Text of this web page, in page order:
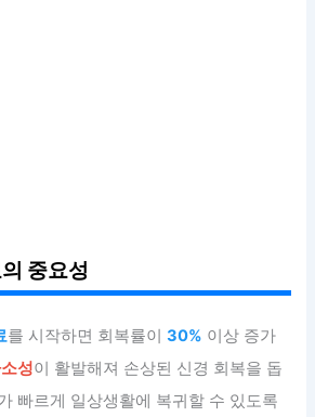
중요성
를 시작하면 회복률이30% 이상 증가
성이 활발해져 손상된 신경 회복을 돕
빠르게 일상생활에 복귀할 수 있도록